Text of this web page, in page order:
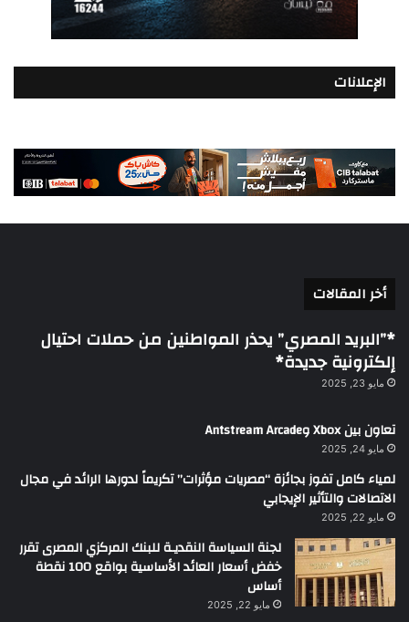
الإعلانات
أخر المقالات
*”البريد المصري” يحذر المواطنين من حملات احتيال
إلكترونية جديدة*
مايو 23, 2025
تعاون بين Xbox وAntstream Arcade
مايو 24, 2025
لمياء كامل تفوز بجائزة “مصريات مؤثرات” تكريماً لدورها الرائد في مجال
الاتصالات والتأثير الإيجابي
مايو 22, 2025
لجنة السياسة النقديـة للبنك المركزي المصرى تقرر
خفض أسعار العائد الأساسية بواقع 100 نقطة
أساس
مايو 22, 2025